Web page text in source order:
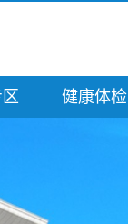
健康体检